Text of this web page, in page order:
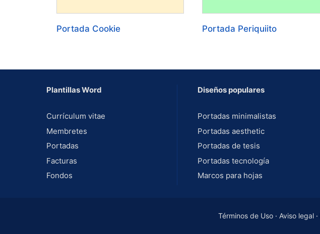
Portada Cookie Portada Periquiito
Plantillas Word
Currículum vitae
Membretes
Portadas
Facturas
Fondos
Diseños populares
Portadas minimalistas
Portadas aesthetic
Portadas de tesis
Portadas tecnología
Marcos para hojas
Términos de Uso · Aviso legal ·